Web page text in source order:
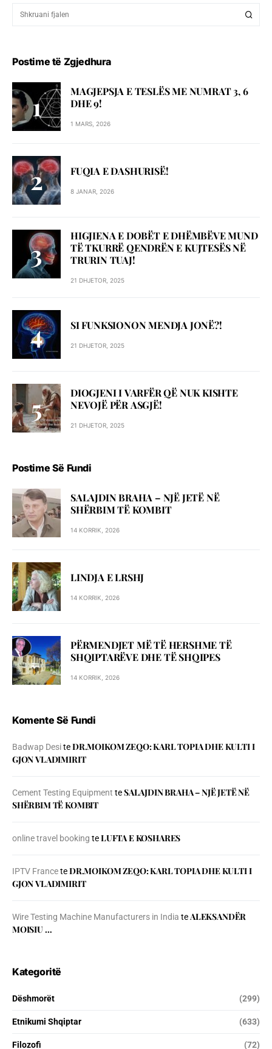
Postime të Zgjedhura
MAGJEPSJA E TESLËS ME NUMRAT 3, 6
DHE 9!
1 MARS, 2026
FUQIA E DASHURISË!
8 JANAR, 2026
HIGJIENA E DOBËT E DHËMBËVE MUND
TË TKURRË QENDRËN E KUJTESËS NË
TRURIN TUAJ!
21 DHJETOR, 2025
SI FUNKSIONON MENDJA JONË?!
21 DHJETOR, 2025
DIOGJENI I VARFËR QË NUK KISHTE
NEVOJË PËR ASGJË!
21 DHJETOR, 2025
Postime Së Fundi
SALAJDIN BRAHA – NJЁ JETЁ NЁ
SHЁRBIM TЁ KOMBIT
14 KORRIK, 2026
LINDJA E LRSHJ
14 KORRIK, 2026
PËRMENDJET MË TË HERSHME TË
SHQIPTARËVE DHE TË SHQIPES
14 KORRIK, 2026
Komente Së Fundi
Badwap DesiteDR.MOIKOM ZEQO: KARL TOPIA DHE KULTI I
GJON VLADIMIRIT
Cement Testing Equipment teSALAJDIN BRAHA – NJЁ JETЁ NЁ
SHЁRBIM TЁ KOMBIT
online travel booking teLUFTA E KOSHARES
IPTV FranceteDR.MOIKOM ZEQO: KARL TOPIA DHE KULTI I
GJON VLADIMIRIT
Wire Testing Machine Manufacturers in India teALEKSANDËR
MOISIU …
Kategoritë
Dëshmorët (299)
Etnikumi Shqiptar (633)
Filozofi (72)